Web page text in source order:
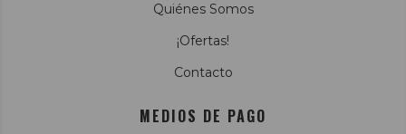
Quiénes Somos
¡Ofertas!
Contacto
MEDIOS DE PAGO